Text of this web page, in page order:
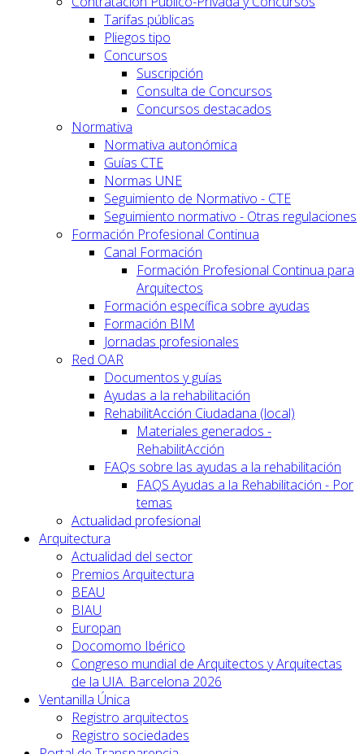
Tarifas públicas
Pliegos tipo
Concursos
Suscripción
Consulta de Concursos
Concursos destacados
Normativa
Normativa autonómica
Guías CTE
Normas UNE
Seguimiento de Normativo - CTE
Seguimiento normativo - Otras regulaciones
Formación Profesional Continua
Canal Formación
Formación Profesional Continua para
Arquitectos
Formación específica sobre ayudas
Formación BIM
Jornadas profesionales
Red OAR
Documentos y guías
Ayudas a la rehabilitación
RehabilitAcción Ciudadana (local)
Materiales generados -
RehabilitAcción
FAQs sobre las ayudas a la rehabilitación
FAQS Ayudas a la Rehabilitación - Por
temas
Actualidad profesional
Arquitectura
Actualidad del sector
Premios Arquitectura
BEAU
BIAU
Europan
Docomomo Ibérico
Congreso mundial de Arquitectos y Arquitectas
de la UIA. Barcelona 2026
Ventanilla Única
Registro arquitectos
Registro sociedades